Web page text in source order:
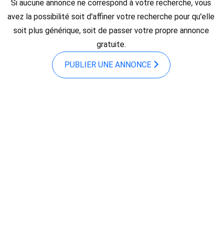
Si aucune annonce ne correspond à votre recherche, vous
avez la possibilité soit d'affiner votre recherche pour qu'elle
soit plus générique, soit de passer votre propre annonce
gratuite.
PUBLIER UNE ANNONCE